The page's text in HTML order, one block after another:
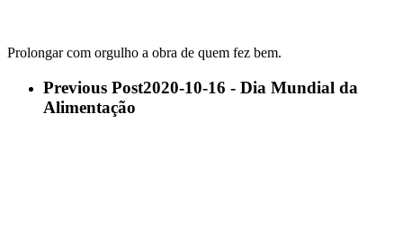
Prolongar com orgulho a obra de quem fez bem.
Previous Post2020-10-16 - Dia Mundial da
Alimentação